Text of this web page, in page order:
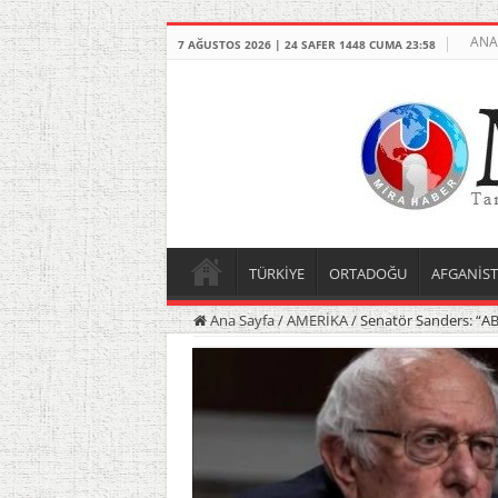
7 AĞUSTOS 2026 | 24 SAFER 1448 CUMA 23:58
TÜRKİYE ORTADOĞU
Ana Sayfa/AMERİKA/Senatör Sanders: